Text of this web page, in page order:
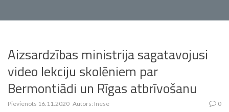
Aizsardzības ministrija sagatavojusi
video lekciju skolēniem par
Bermontiādi un Rīgas atbrīvošanu
Pievienots 16.11.2020 Autors: Inese 0